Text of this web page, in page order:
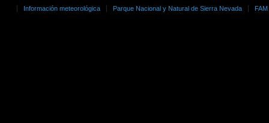
Información meteorológica Parque Nacional y Natural de Sierra Nevada FAM